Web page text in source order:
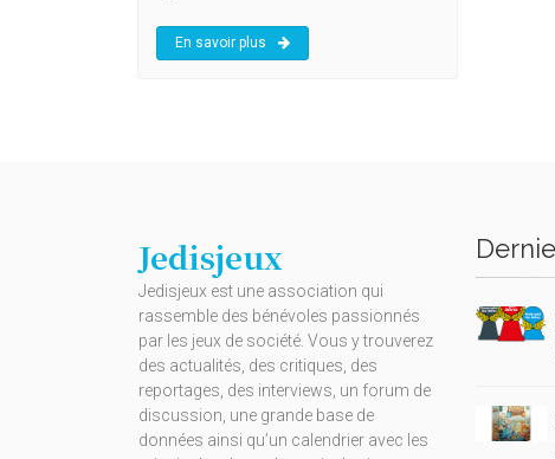
En savoir plus
Jedisjeux
Jedisjeux est une association qui
rassemble des bénévoles passionnés
par les jeux de société. Vous y trouverez
des actualités, des critiques, des
reportages, des interviews, un forum de
discussion, une grande base de
données ainsi qu’un calendrier avec les